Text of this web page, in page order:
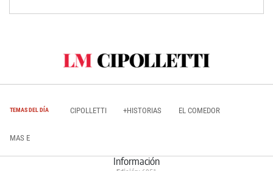
TEMAS DEL DÍA CIPOLLETTI +HISTORIAS EL COMEDOR
MAS E
Información